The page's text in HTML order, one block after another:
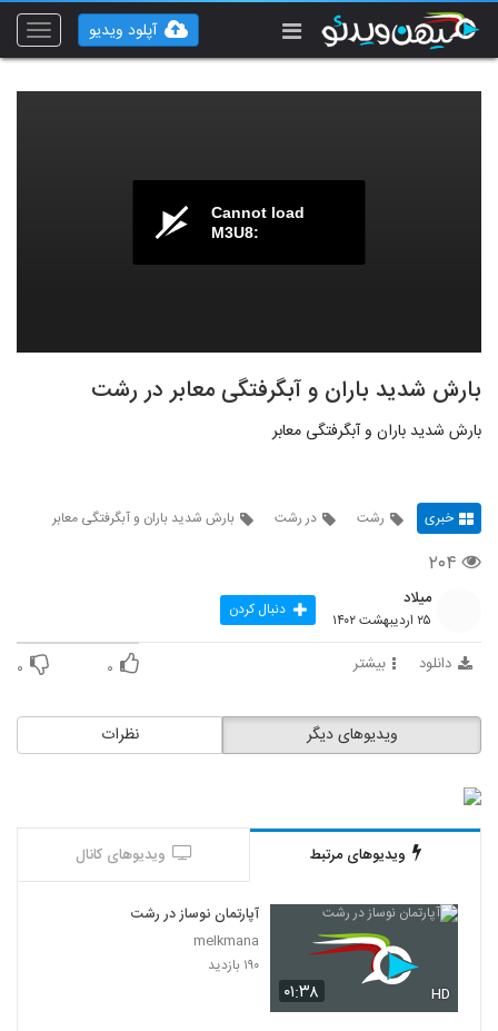
Toggle
آپلود ویدیو
Cannot load
M3U8:
بارش شدید باران و آبگرفتگی معابر در رشت
بارش شدید باران و آبگرفتگی معابر
خبری رشت در رشت بارش شدید باران و آبگرفتگی معابر
۲۰۴
میلاد
۲۵ اردیبهشت ۱۴۰۲ دنبال کردن
دانلود بیشتر ۰ ۰
نظرات ویدیوهای دیگر
ویدیوهای مرتبط ویدیوهای کانال
۰۱:۳۸ HD
آپارتمان نوساز در رشت
melkmana
۱۹۰ بازدید